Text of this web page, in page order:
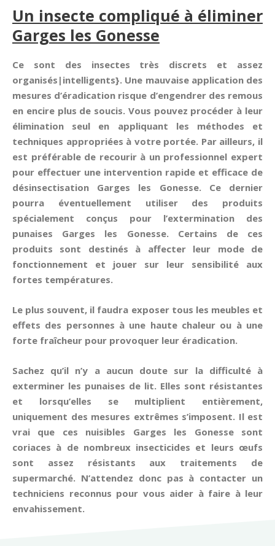
Un insecte compliqué à éliminer
Garges les Gonesse
Ce sont des insectes très discrets et assez
organisés|intelligents}. Une mauvaise application des
mesures d’éradication risque d’engendrer des remous
en encire plus de soucis. Vous pouvez procéder à leur
élimination seul en appliquant les méthodes et
techniques appropriées à votre portée. Par ailleurs, il
est préférable de recourir à un professionnel expert
pour effectuer une intervention rapide et efficace de
désinsectisation Garges les Gonesse. Ce dernier
pourra éventuellement utiliser des produits
spécialement conçus pour l’extermination des
punaises Garges les Gonesse. Certains de ces
produits sont destinés à affecter leur mode de
fonctionnement et jouer sur leur sensibilité aux
fortes températures.
Le plus souvent, il faudra exposer tous les meubles et
effets des personnes à une haute chaleur ou à une
forte fraîcheur pour provoquer leur éradication.
Sachez qu’il n’y a aucun doute sur la difficulté à
exterminer les punaises de lit. Elles sont résistantes
et lorsqu’elles se multiplient entièrement,
uniquement des mesures extrêmes s’imposent. Il est
vrai que ces nuisibles Garges les Gonesse sont
coriaces à de nombreux insecticides et leurs œufs
sont assez résistants aux traitements de
supermarché. N’attendez donc pas à contacter un
techniciens reconnus pour vous aider à faire à leur
envahissement.